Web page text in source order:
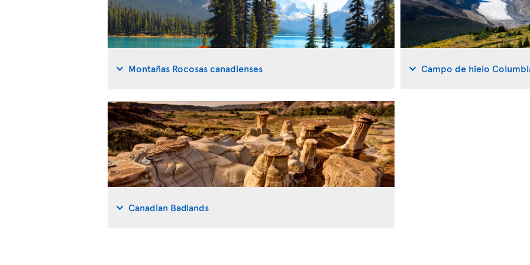
Montañas Rocosas canadienses Campo de hielo
Canadian Badlands